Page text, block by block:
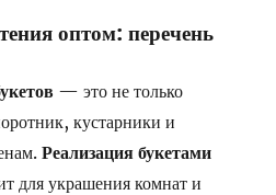
оптом: перечень
— это не только
кустарники и
Реализация букетами
для украшения комнат и